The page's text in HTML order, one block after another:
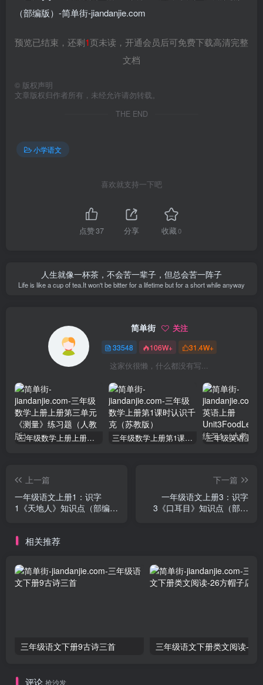
预览已结束，还剩1页未读，开通会员后可免费下载高清完整
文档
© 版权声明
文章版权归作者所有，未经允许请勿转载。
THE END
小学语文
喜欢就支持一下吧
点赞37 分享 收藏0
人生就像一杯茶，不会苦一辈子，但总会苦一阵子
Life is like a cup of tea.It won't be bitter for a lifetime but for a short while anyway
简单街 关注
33548 106W+ 31.4W+
这家伙很懒，什么都没有写...
三年级数学上册上册第三单元《测量》练习题（人教版） 三年级数学上册第1课时认识千克（苏教版）
上一篇
一年级语文上册1：识字
1《天地人》知识点（部编
下一篇
一年级语文上册3：识字
3《口耳目》知识点（部编
相关推荐
三年级语文下册9古诗三首
评论 抢沙发